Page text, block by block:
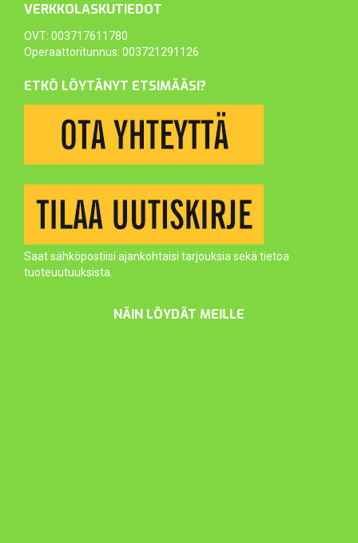
VERKKOLASKUTIEDOT
OVT: 003717611780
Operaattoritunnus: 003721291126
ETKÖ LÖYTÄNYT ETSIMÄÄSI?
Saat sähköpostiisi ajankohtaisi tarjouksia sekä tietoa
tuoteuutuuksista.
NÄIN LÖYDÄT MEILLE